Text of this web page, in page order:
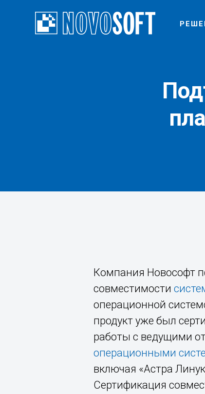
Компания Новософт
совместимости
операционной
продукт уже был
работы с ведущими
операционными
включая «Астра
Сертификация